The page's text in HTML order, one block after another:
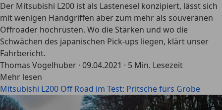
Der Mitsubishi L200 ist als Lastenesel konzipiert, lässt sich
mit wenigen Handgriffen aber zum mehr als souveränen
Offroader hochrüsten. Wo die Stärken und wo die
Schwächen des japanischen Pick-ups liegen, klärt unser
Fahrbericht.
Thomas Vogelhuber · 09.04.2021 · 5 Min. Lesezeit
Mehr lesen
Mitsubishi L200 Off Road im Test: Pritsche fürs Grobe